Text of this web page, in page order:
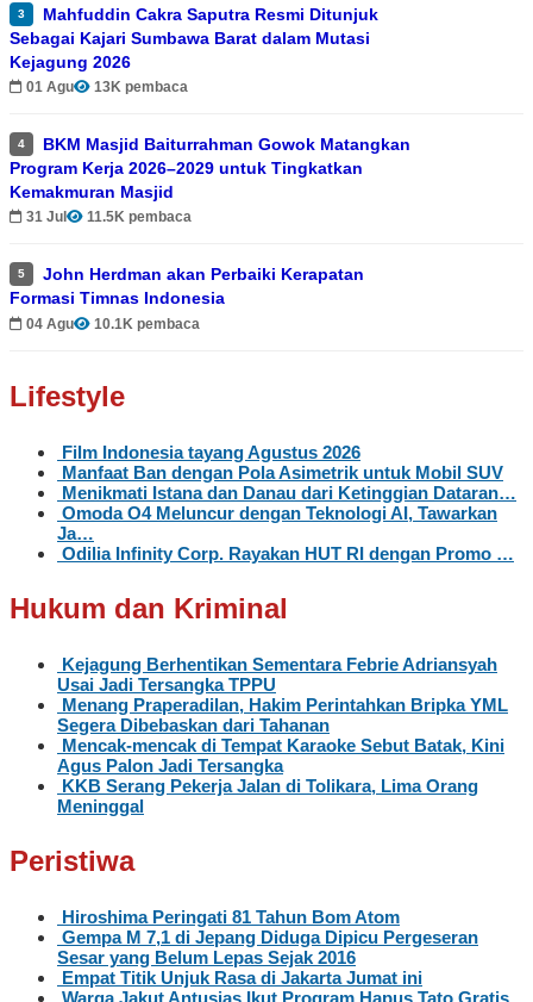
3
Mahfuddin Cakra Saputra Resmi Ditunjuk
Sebagai Kajari Sumbawa Barat dalam Mutasi
Kejagung 2026
01 Agu 13K pembaca
4
BKM Masjid Baiturrahman Gowok Matangkan
Program Kerja 2026–2029 untuk Tingkatkan
Kemakmuran Masjid
31 Jul 11.5K pembaca
5
John Herdman akan Perbaiki Kerapatan
Formasi Timnas Indonesia
04 Agu 10.1K pembaca
Lifestyle
Film Indonesia tayang Agustus 2026
Manfaat Ban dengan Pola Asimetrik untuk Mobil SUV
Menikmati Istana dan Danau dari Ketinggian Dataran…
Omoda O4 Meluncur dengan Teknologi AI, Tawarkan
Ja…
Odilia Infinity Corp. Rayakan HUT RI dengan Promo …
Hukum dan Kriminal
Kejagung Berhentikan Sementara Febrie Adriansyah
Usai Jadi Tersangka TPPU
Menang Praperadilan, Hakim Perintahkan Bripka YML
Segera Dibebaskan dari Tahanan
Mencak-mencak di Tempat Karaoke Sebut Batak, Kini
Agus Palon Jadi Tersangka
KKB Serang Pekerja Jalan di Tolikara, Lima Orang
Meninggal
Peristiwa
Hiroshima Peringati 81 Tahun Bom Atom
Gempa M 7,1 di Jepang Diduga Dipicu Pergeseran
Sesar yang Belum Lepas Sejak 2016
Empat Titik Unjuk Rasa di Jakarta Jumat ini
Warga Jakut Antusias Ikut Program Hapus Tato Gratis